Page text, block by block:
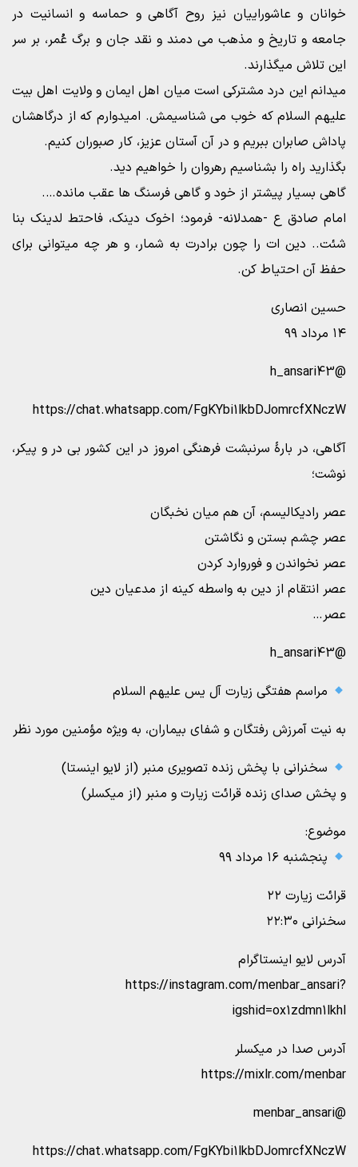
خوانان و عاشوراییان نیز روح آگاهی و حماسه و انسانیت در
جامعه و تاریخ و مذهب می دمند و نقد جان و برگ عُمر، بر سر
این تلاش میگذارند.
میدانم این درد مشترکی است میان اهل ایمان و ولایت اهل بیت
علیهم السلام که خوب می شناسیمش. امیدوارم که از درگاهشان
پاداش صابران ببریم و در آن آستان عزیز، کار صبوران کنیم.
بگذارید راه را بشناسیم رهروان را خواهیم دید.
گاهی بسیار پیشتر از خود و گاهی فرسنگ ها عقب مانده….
امام صادق ع -همدلانه- فرمود؛ اخوک دینک، فاحتط لدینک بنا
شئت.. دین ات را چون برادرت به شمار، و هر چه میتوانی برای
حفظ آن احتیاط کن.
حسین انصاری
۱۴ مرداد ۹۹
@h_ansari43
https://chat.whatsapp.com/FgKYbi1lkbDJomrcfXNczW
آگاهی، در بارۀ سرنبشت فرهنگی امروز در این کشور بی در و پیکر،
نوشت؛
عصر رادیکالیسم، آن هم میان نخبگان
عصر چشم بستن و نگاشتن
عصر نخواندن و فوروارد کردن
عصر انتقام از دین به واسطه کینه از مدعیان دین
عصر…
@h_ansari43
مراسم هفتگی زیارت آل یس علیهم السلام
به نیت آمرزش رفتگان و شفای بیماران، به ویژه مؤمنین مورد نظر
سخنرانی با پخش زنده تصویری منبر (از لایو اینستا)
و پخش صدای زنده قرائت زیارت و منبر (از میکسلر)
موضوع:
پنجشنبه ۱۶ مرداد ۹۹
قرائت زیارت ۲۲
سخنرانی ۲۲:۳۰
آدرس لایو اینستاگرام
https://instagram.com/menbar_ansari?
igshid=ox1zdmn1lkhl
آدرس صدا در میکسلر
https://mixlr.com/menbar
@menbar_ansari
https://chat.whatsapp.com/FgKYbi1lkbDJomrcfXNczW